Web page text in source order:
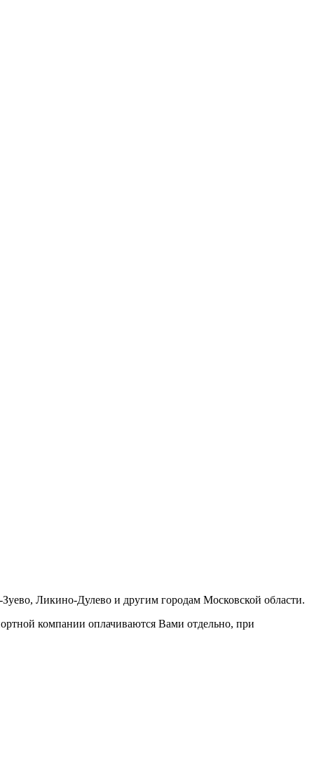
Ликино-Дулево и другим городам Московской области.
компании оплачиваются Вами отдельно, при